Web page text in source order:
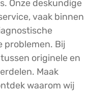
Onze deskundige
vaak binnen
problemen. Bij
originele en
Maak
waarom wij